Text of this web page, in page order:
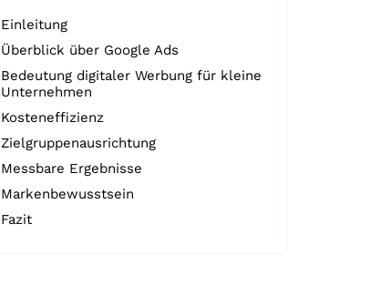
Einleitung
Überblick über Google Ads
Bedeutung digitaler Werbung für kleine
Unternehmen
Kosteneffizienz
Zielgruppenausrichtung
Messbare Ergebnisse
Markenbewusstsein
Fazit